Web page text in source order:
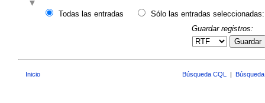
Todas las entradas
Sólo las entradas seleccionadas:
Guardar registros:
Guardar
Inicio Búsqueda CQL